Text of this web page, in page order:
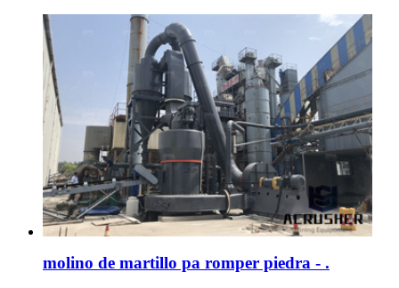
molino de martillo pa romper piedra - .